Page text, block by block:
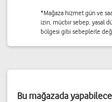
*Mağaza hizmet gün ve
izin, mücbir sebep, yasal
bölgesi gibi sebeplerle
Bu mağazada